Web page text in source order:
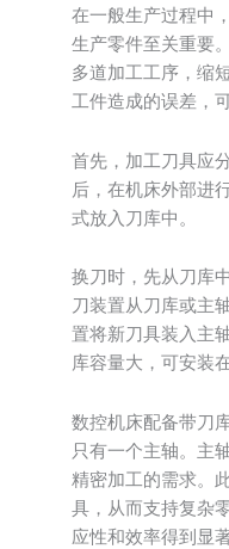
在一般生产过程中
生产零件至关重要
多道加工工序，缩
工件造成的误差，
首先，加工刀具应
后，在机床外部进
式放入刀库中。
换刀时，先从刀库
刀装置从刀库或主
置将新刀具装入主
库容量大，可安装
数控机床配备带刀
只有一个主轴。主
精密加工的需求。
具，从而支持复杂
应性和效率得到显